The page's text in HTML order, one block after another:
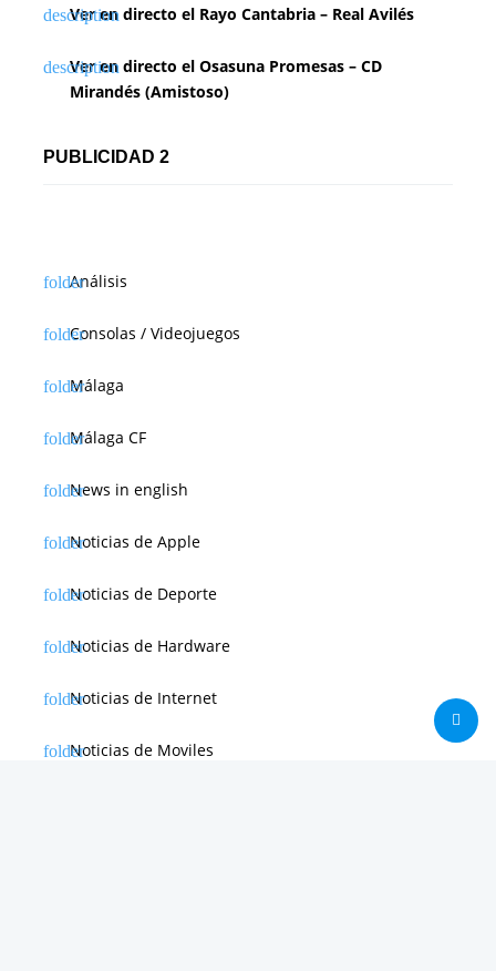
Ver en directo el Rayo Cantabria – Real Avilés
Ver en directo el Osasuna Promesas – CD
Mirandés (Amistoso)
PUBLICIDAD 2
Análisis
Consolas / Videojuegos
Málaga
Málaga CF
News in english
Noticias de Apple
Noticias de Deporte
Noticias de Hardware
Noticias de Internet
Noticias de Moviles